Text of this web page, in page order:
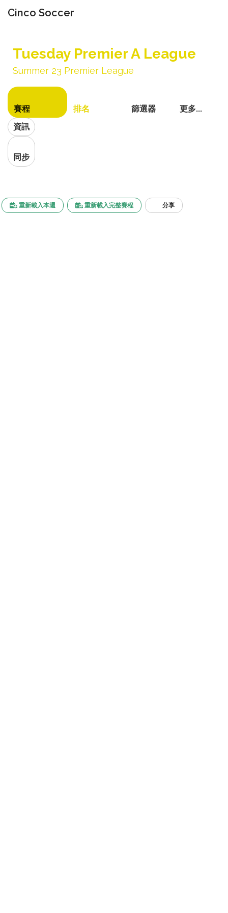
Cinco Soccer
Tuesday Premier A League
Summer 23 Premier League
賽程 排名 篩選器
更多...
資訊
同步
重新載入本週 重新載入完整賽程 分享